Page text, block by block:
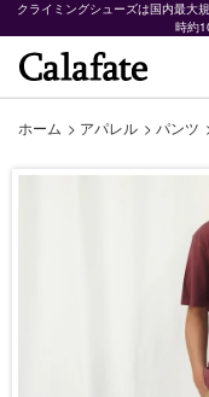
クライミングシューズは国内最大
時約
ホーム > アパレル > パンツ